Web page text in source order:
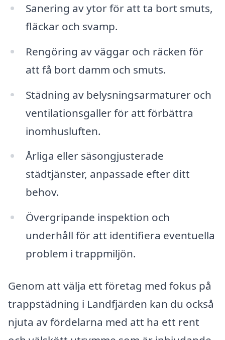
Sanering av ytor för att ta bort smuts,
fläckar och svamp.
Rengöring av väggar och räcken för
att få bort damm och smuts.
Städning av belysningsarmaturer och
ventilationsgaller för att förbättra
inomhusluften.
Årliga eller säsongjusterade
städtjänster, anpassade efter ditt
behov.
Övergripande inspektion och
underhåll för att identifiera eventuella
problem i trappmiljön.
Genom att välja ett företag med fokus på
trappstädning i Landfjärden kan du också
njuta av fördelarna med att ha ett rent